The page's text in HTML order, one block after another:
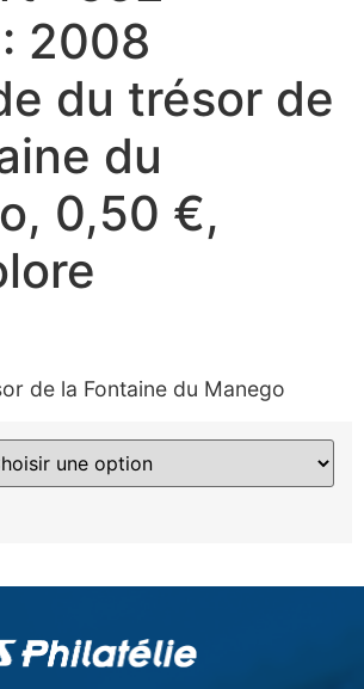
2008
du trésor de
du
0,50 €,
de la Fontaine du Manego